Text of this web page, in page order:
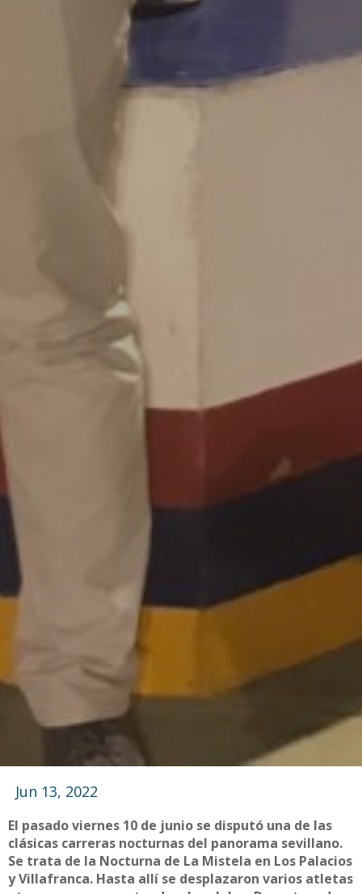
Jun 13, 2022
El pasado viernes 10 de junio se disputó una de las
clásicas carreras nocturnas del panorama sevillano.
Se trata de la Nocturna de La Mistela en Los Palacios
y Villafranca. Hasta allí se desplazaron varios atletas